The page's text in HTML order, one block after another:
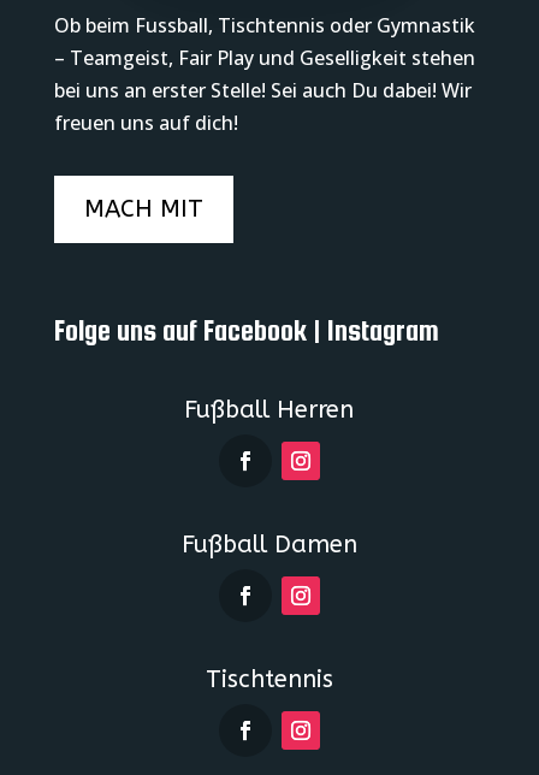
Ob beim Fussball, Tischtennis oder Gymnastik
– Teamgeist, Fair Play und Geselligkeit stehen
bei uns an erster Stelle! Sei auch Du dabei! Wir
freuen uns auf dich!
MACH MIT
Folge uns auf Facebook | Instagram
Fußball Herren
Fußball Damen
Tischtennis